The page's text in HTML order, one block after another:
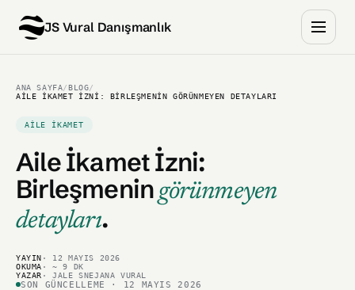
JS Vural Danışmanlık
ANA SAYFA/BLOG/
AILE İKAMET İZNI: BIRLEŞMENIN GÖRÜNMEYEN DETAYLARI
AILE İKAMET
Aile İkamet İzni:
Birleşmenin görünmeyen
detayları.
YAYIN · 12 MAYIS 2026
OKUMA · ~ 9 DK
YAZAR · JALE SNEJANA VURAL
SON GÜNCELLEME · 12 MAYIS 2026